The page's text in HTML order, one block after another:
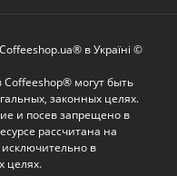
в Україні ©
могут быть
законных целях.
и посев запрещено в
рассчитана на
в
целях.